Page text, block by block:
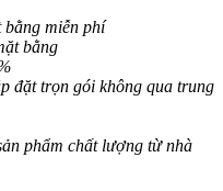
bằng miễn phí
bằng
đặt trọn gói không qua trung
phẩm chất lượng từ nhà